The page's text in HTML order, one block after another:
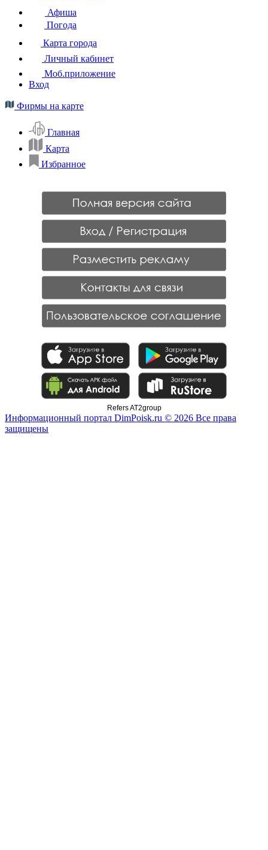
Афиша
Погода
Карта города
Личный кабинет
Моб.приложение
Вход
Фирмы на карте
Главная
Карта
Избранное
Refers AT2group
Информационный портал DimPoisk.ru © 2026 Все права
защищены